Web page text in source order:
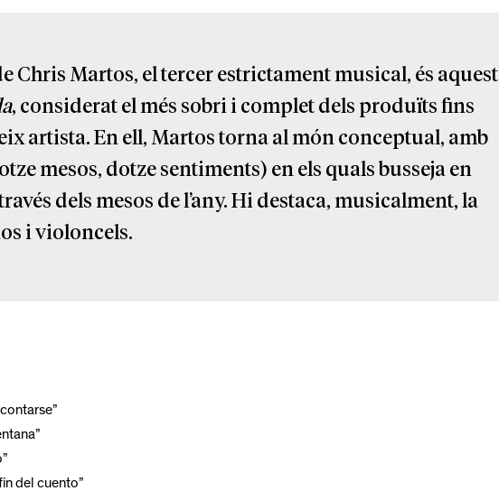
Chris Martos, el tercer estrictament musical, és aquest
, considerat el més sobri i complet dels produïts fins
artista. En ell, Martos torna al món conceptual, amb
mesos, dotze sentiments) en els quals busseja en
dels mesos de l’any. Hi destaca, musicalment, la
i violoncels.
del cuento”